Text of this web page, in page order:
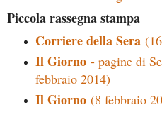
Piccola rassegna stampa
Corriere della Sera(16
Il Giorno- pagine di
febbraio 2014)
Il Giorno(8 febbraio